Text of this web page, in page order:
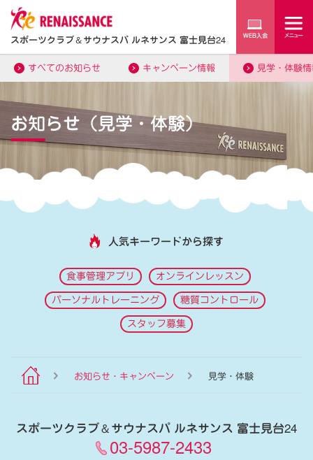
スポーツクラブ＆サウナスパ ルネサンス 富士見台24
すべてのお知らせ キャンペーン情報 見学・体験
お知らせ（見学・体験）
人気キーワードから探す
食事管理アプリ オンラインレッスン
パーソナルトレーニング 糖質コントロール
スタッフ募集
お知らせ・キャンペーン 見学・体験
スポーツクラブ＆サウナスパ ルネサンス 富士見台24
03-5987-2433